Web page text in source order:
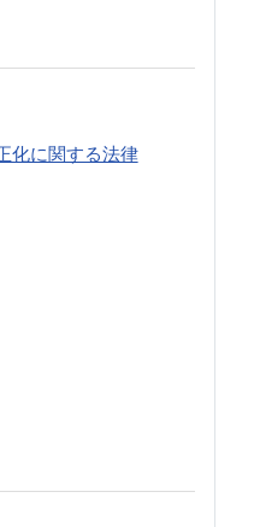
化に関する法律